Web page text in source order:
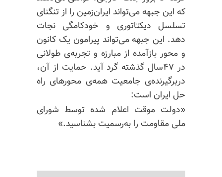
که این جبهه می‌تواند ایران‌زمین را از تنگنای
تسلسل دیکتاتوری و خودکامگی نجات
دهد. این جبهه می‌تواند پیرامون یک کانون
و محور بازآمده از مبارزه و تجربه‌ی طولانی
در ۴۷سال گذشته گرد آید. حمایت از آن،
دربرگیرنده‌ی جامعیت همه‌ی محورهای راه
حل ایران است:
«دولت موقت اعلام شده توسط شورای
ملی مقاومت را به‌رسمیت بشناسید.»